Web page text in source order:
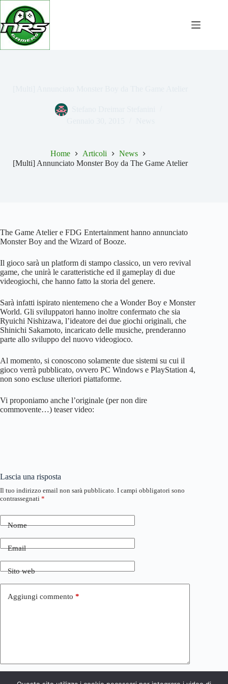
Salta
contenuto
Home Articoli
News
[Multi] Annunciato Monster Boy da The Game Atelier
The Game Atelier e FDG Entertainment hanno annunciato
Monster Boy and the Wizard of Booze.
Il gioco sarà un platform di stampo classico, un vero revival
game, che unirà le caratteristiche ed il gameplay di due
videogiochi, che hanno fatto la storia del genere.
Sarà infatti ispirato nientemeno che a Wonder Boy e Monster
World. Gli sviluppatori hanno inoltre confermato che sia
Ryuichi Nishizawa, l’ideatore dei due giochi originali, che
Shinichi Sakamoto, incaricato delle musiche, prenderanno
parte allo sviluppo del nuovo videogioco.
Al momento, si conoscono solamente due sistemi su cui il
gioco verrà pubblicato, ovvero PC Windows e PlayStation 4,
non sono escluse ulteriori piattaforme.
Vi proponiamo anche l’originale (per non dire
commovente…) teaser video:
Lascia una risposta
Il tuo indirizzo email non sarà pubblicato. I campi obbligatori sono
contrassegnati *
Nome
Email
Sito web
Aggiungi commento *